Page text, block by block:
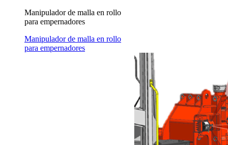
Manipulador de malla en rollo
para empernadores
Manipulador de malla en rollo
para empernadores